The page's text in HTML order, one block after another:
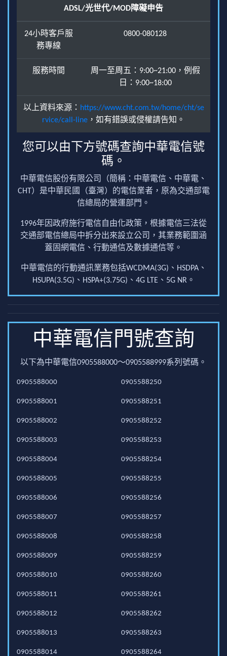
ADSL/光世代/MOD障礙申告
24小時客戶服
務專線
0800-080128
服務時間
周一至周五：9:00~21:00，例假
日：9:00~18:00
以上資料來源： https://www.cht.com.tw/home/cht/se
rvice/call-line ，如有錯誤或侵權請告知。
您可以由下方號碼查詢中華電信號
碼。
中華電信股份有限公司（簡稱：中華電信、中華電、
CHT）是中華民國（臺灣）的電信業者，原為交通部電
信總局的營運部門。
1996年因政府施行電信自由化政策，根據電信三法從
交通部電信總局中拆分出來設立公司，其業務範圍涵
蓋固網電信、行動通信及數據通信等。
中華電信的行動通訊業務包括WCDMA(3G)、HSDPA、
HSUPA(3.5G)、HSPA+(3.75G)、4G LTE、5G NR。
中華電信門號查詢
以下為中華電信0905588000～0905588999系列號碼。
0905588000
0905588001
0905588002
0905588003
0905588004
0905588005
0905588006
0905588007
0905588008
0905588009
0905588010
0905588011
0905588012
0905588013
0905588014
0905588250
0905588251
0905588252
0905588253
0905588254
0905588255
0905588256
0905588257
0905588258
0905588259
0905588260
0905588261
0905588262
0905588263
0905588264